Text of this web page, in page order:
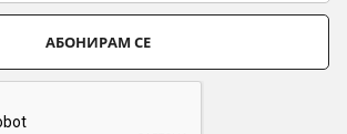
АБОНИРАМ СЕ